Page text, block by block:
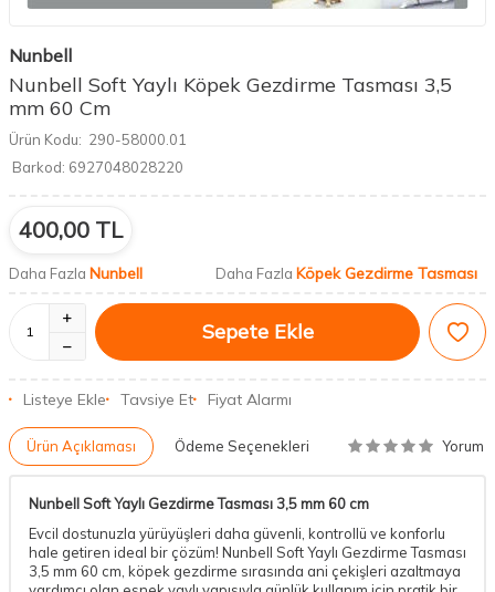
Nunbell
Nunbell Soft Yaylı Köpek Gezdirme Tasması 3,5
mm 60 Cm
Ürün Kodu: 290-58000.01
Barkod: 6927048028220
400,00 TL
Daha Fazla Nunbell Daha Fazla Köpek Gezdirme Tasması
Sepete Ekle
Listeye Ekle Tavsiye Et Fiyat Alarmı
Ürün Açıklaması Ödeme Seçenekleri Yorum
Nunbell Soft Yaylı Gezdirme Tasması 3,5 mm 60 cm
Evcil dostunuzla yürüyüşleri daha güvenli, kontrollü ve konforlu
hale getiren ideal bir çözüm! Nunbell Soft Yaylı Gezdirme Tasması
3,5 mm 60 cm, köpek gezdirme sırasında ani çekişleri azaltmaya